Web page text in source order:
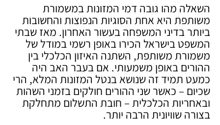
השאלה מהו גובה דמי המזונות במשמורת
משותפת היא אחת הסוגיות הנפוצות והחשובות
ביותר בדיני המשפחה בעשור האחרון. מאז שבתי
המשפט בישראל הכירו באופן רשמי במודל של
משמורת משותפת, השתנה האיזון הכלכלי בין
ההורים באופן משמעותי. אם בעבר האב היה
כמעט תמיד זה שנושא בנטל המזונות המלא, הרי
שכיום – כאשר שני ההורים חולקים בזמני השהות
ובאחריות הכלכלית – חובת התשלום מתחלקת
בצורה שוויונית הרבה יותר.